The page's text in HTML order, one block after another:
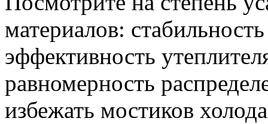
материалов:
эффективность
равномерность
избежать мостиков